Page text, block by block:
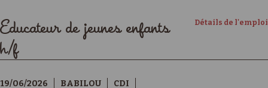
Détails de l'emploi
Educateur de jeunes enfants
h/f
19/06/2026 BABILOU
CDI